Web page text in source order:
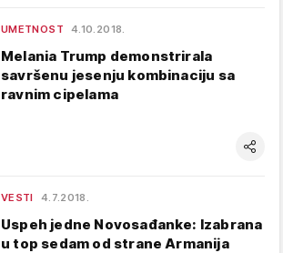
UMETNOST 4.10.2018.
Melania Trump demonstrirala
savršenu jesenju kombinaciju sa
ravnim cipelama
VESTI 4.7.2018.
Uspeh jedne Novosađanke: Izabrana
u top sedam od strane Armanija